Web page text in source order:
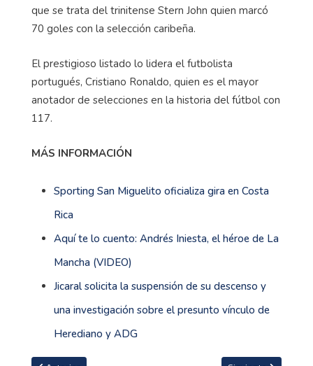
que se trata del trinitense Stern John quien marcó
70 goles con la selección caribeña.
El prestigioso listado lo lidera el futbolista
portugués, Cristiano Ronaldo, quien es el mayor
anotador de selecciones en la historia del fútbol con
117.
MÁS INFORMACIÓN
Sporting San Miguelito oficializa gira en Costa
Rica
Aquí te lo cuento: Andrés Iniesta, el héroe de La
Mancha (VIDEO)
Jicaral solicita la suspensión de su descenso y
una investigación sobre el presunto vínculo de
Herediano y ADG